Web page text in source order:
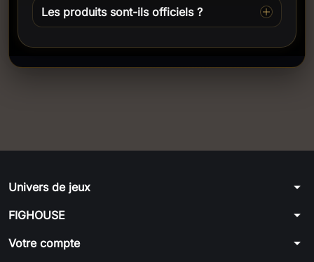
Les produits sont-ils officiels ?
Univers de jeux arrow_drop_down
FIGHOUSE arrow_drop_down
Votre compte arrow_drop_down